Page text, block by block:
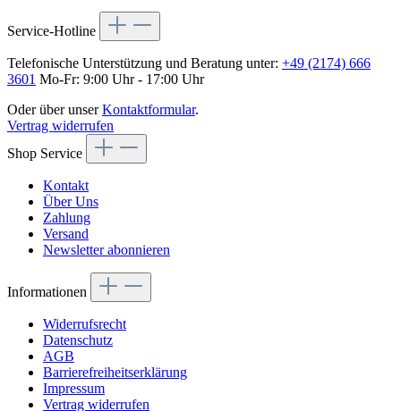
Service-Hotline
Telefonische Unterstützung und Beratung unter: +49 (2174) 666
3601 Mo-Fr: 9:00 Uhr - 17:00 Uhr
Oder über unserKontaktformular.
Vertrag widerrufen
Shop Service
Kontakt
Über Uns
Zahlung
Versand
Newsletter abonnieren
Informationen
Widerrufsrecht
Datenschutz
AGB
Barrierefreiheitserklärung
Impressum
Vertrag widerrufen